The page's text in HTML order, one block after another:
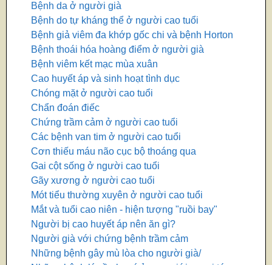
Bệnh da ở người già
Bệnh do tự kháng thể ở người cao tuổi
Bệnh giả viêm đa khớp gốc chi và bệnh Horton
Bệnh thoái hóa hoàng điểm ở người già
Bệnh viêm kết mạc mùa xuân
Cao huyết áp và sinh hoạt tình dục
Chóng mặt ở người cao tuổi
Chẩn đoán điếc
Chứng trầm cảm ở người cao tuổi
Các bệnh van tim ở người cao tuổi
Cơn thiếu máu não cục bộ thoáng qua
Gai cột sống ở người cao tuổi
Gãy xương ở người cao tuổi
Mót tiểu thường xuyên ở người cao tuổi
Mắt và tuổi cao niên - hiện tượng "ruồi bay"
Người bị cao huyết áp nên ăn gì?
Người già với chứng bệnh trầm cảm
Những bệnh gây mù lòa cho người già/